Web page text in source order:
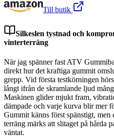
Till butik
Silkeslen tystnad och
vinterterräng
När jag spänner fast ATV
direkt hur det kraftiga gummit
grepp. Vid första testkörningen
långt ifrån de skramlande ljud
Maskinen glider mjukt fram,
dämpade och varje kurva blir mer
Gummit känns först spänstigt, men
terräng märks att slitaget på hårda
väntat.